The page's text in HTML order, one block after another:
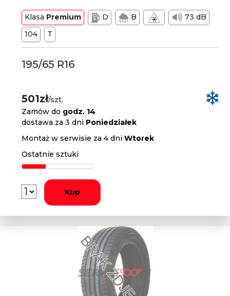
Klasa Premium D B
73 dB
104
T
195/65 R16
501zł/szt.
Zamów do godz. 14
dostawa za 3 dni Poniedziałek
Montaż w serwisie za 4 dniWtorek
Ostatnie sztuki
Kup